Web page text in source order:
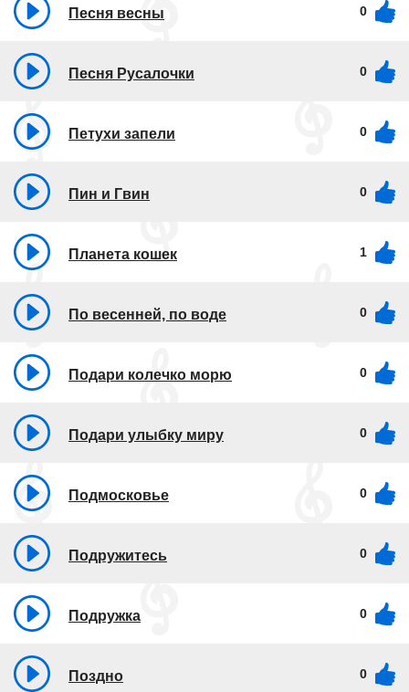
Песня весны 0
Песня Русалочки 0
Петухи запели 0
Пин и Гвин 0
Планета кошек 1
По весенней, по воде 0
Подари колечко морю 0
Подари улыбку миру 0
Подмосковье 0
Подружитесь 0
Подружка 0
Поздно 0